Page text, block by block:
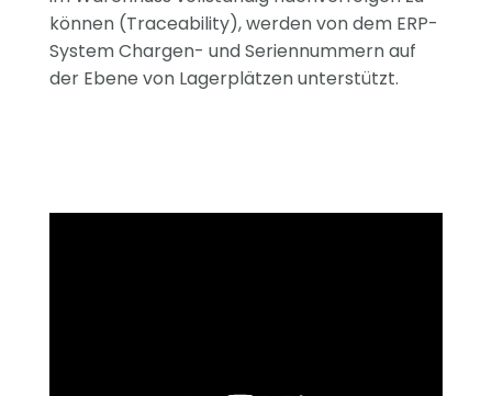
können (Traceability), werden von dem ERP-
System Chargen- und Seriennummern auf
der Ebene von Lagerplätzen unterstützt.